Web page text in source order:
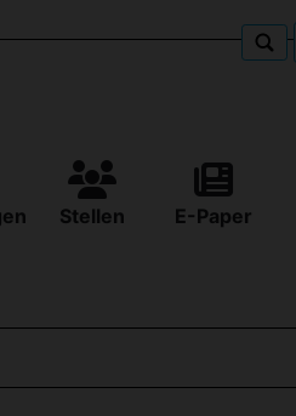
Stellen E-Paper